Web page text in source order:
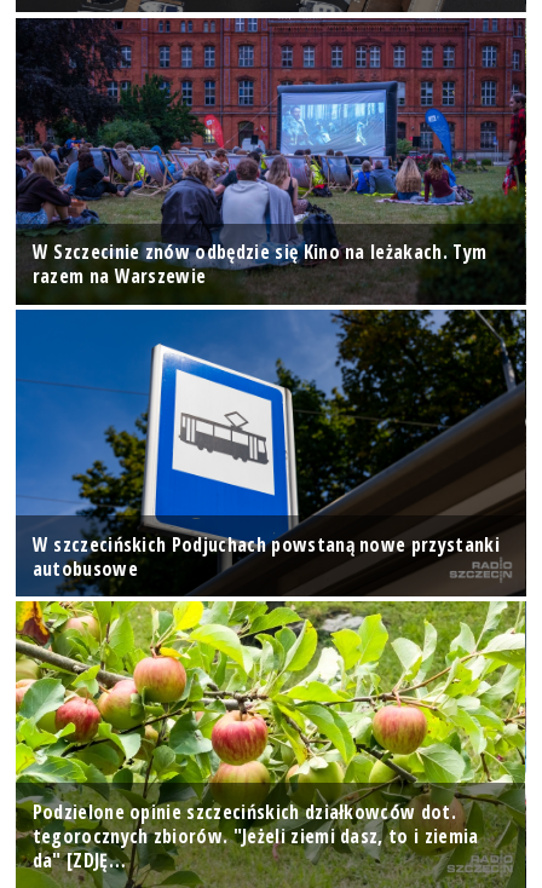
W Szczecinie znów odbędzie się Kino na leżakach. Tym
razem na Warszewie
W szczecińskich Podjuchach powstaną nowe przystanki
autobusowe
Podzielone opinie szczecińskich działkowców dot.
tegorocznych zbiorów. "Jeżeli ziemi dasz, to i ziemia
da" [ZDJĘ…